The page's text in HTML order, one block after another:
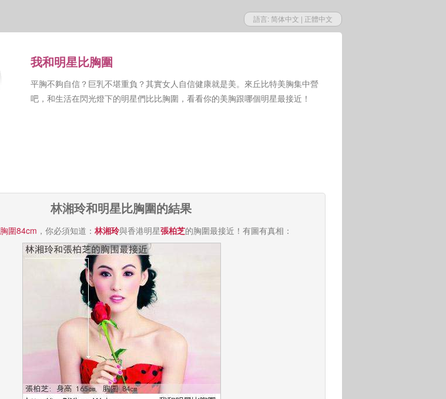
語言: 简体中文 | 正體中文
我和明星比胸圍
平胸不夠自信？巨乳不堪重負？其實女人自信健康就是美。來丘比特美胸集中營
吧，和生活在閃光燈下的明星們比比胸圍，看看你的美胸跟哪個明星最接近！
林湘玲和明星比胸圍的結果
胸圍84cm ，你必須知道： 林湘玲與香港明星張柏芝的胸圍最接近！有圖有真相：